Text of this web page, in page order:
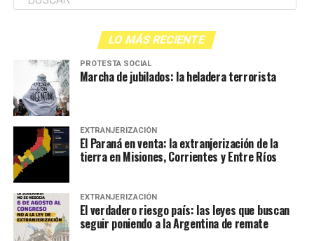
LO MÁS RECIENTE
PROTESTA SOCIAL
Marcha de jubilados: la heladera terrorista
EXTRANJERIZACIÓN
El Paraná en venta: la extranjerización de la
tierra en Misiones, Corrientes y Entre Ríos
EXTRANJERIZACIÓN
El verdadero riesgo país: las leyes que buscan
seguir poniendo a la Argentina de remate